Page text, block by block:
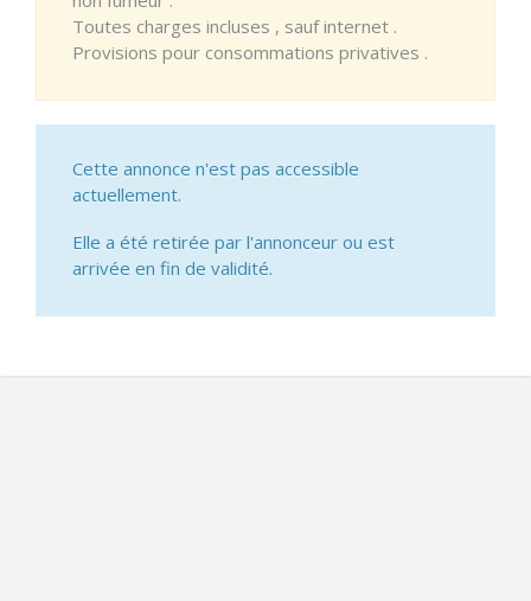
Toutes charges incluses , sauf internet .
Provisions pour consommations privatives .
Cette annonce n'est pas accessible
actuellement.
Elle a été retirée par l'annonceur ou est
arrivée en fin de validité.